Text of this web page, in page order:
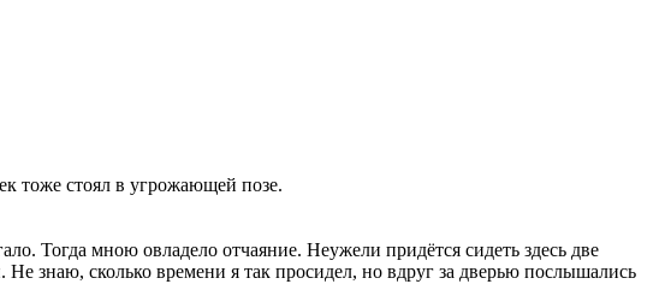
тоже стоял в угрожающей позе.
Тогда мною овладело отчаяние. Неужели придётся сидеть здесь две
знаю, сколько времени я так просидел, но вдруг за дверью послышались